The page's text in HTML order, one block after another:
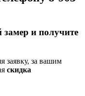
замер и получите
заявку, за вашим
скидка